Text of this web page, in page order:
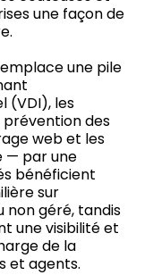
une façon de
une pile
(VDI), les
prévention des
web et les
— par une
bénéficient
sur
non géré, tandis
une visibilité et
de la
et agents.